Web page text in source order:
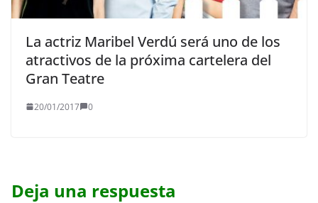
La actriz Maribel Verdú será uno de los
atractivos de la próxima cartelera del
Gran Teatre
20/01/2017 0
Deja una respuesta